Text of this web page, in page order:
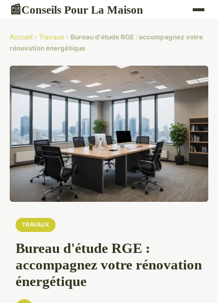
📰Conseils Pour La Maison
Accueil › Travaux › Bureau d'étude RGE : accompagnez votre
rénovation énergétique
TRAVAUX
Bureau d'étude RGE :
accompagnez votre rénovation
énergétique